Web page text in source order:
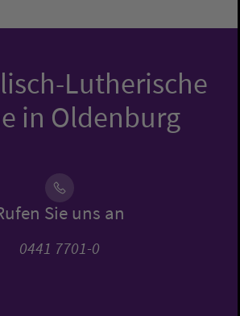
Lutherische
in Oldenburg
Sie uns an
0441 7701-0